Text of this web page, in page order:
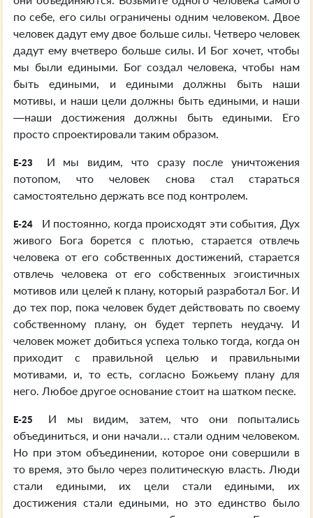
по себе, его силы ограничены одним человеком. Двое
человек дадут ему двое больше силы. Четверо человек
дадут ему вчетверо больше силы. И Бог хочет, чтобы
мы были едиными. Бог создал человека, чтобы нам
быть едиными, и едиными должны быть наши
мотивы, и наши цели должны быть едиными, и наши
—наши достижения должны быть едиными. Его
просто спроектировали таким образом.
E-23
И мы видим, что сразу после уничтожения
потопом, что человек снова стал стараться
самостоятельно держать все под контролем.
E-24
И постоянно, когда происходят эти события, Дух
живого Бога борется с плотью, старается отвлечь
человека от его собственных достижений, старается
отвлечь человека от его собственных эгоистичных
мотивов или целей к плану, который разработал Бог. И
до тех пор, пока человек будет действовать по своему
собственному плану, он будет терпеть неудачу. И
человек может добиться успеха только тогда, когда он
приходит с правильной целью и правильными
мотивами, и, то есть, согласно Божьему плану для
него. Любое другое основание стоит на шатком песке.
E-25
И мы видим, затем, что они попытались
объединиться, и они начали… стали одним человеком.
Но при этом объединении, которое они совершили в
то время, это было через политическую власть. Люди
стали едиными, их цели стали едиными, их
достижения стали едиными, но это единство было